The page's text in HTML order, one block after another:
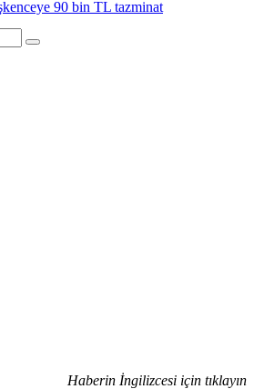
Haberin İngilizcesi için tıklayın